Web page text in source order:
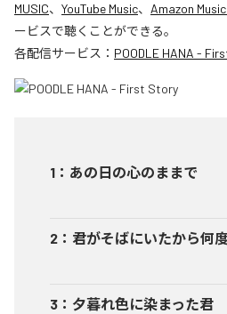
MUSIC、 YouTube Music、 Amazon
ービスで聴くことができる。
各配信サービス： POODLE HANA -
1 ： あの日の心のままで
2 ： 君がそばにいたから何
3 ： 夕暮れ色に染まった君